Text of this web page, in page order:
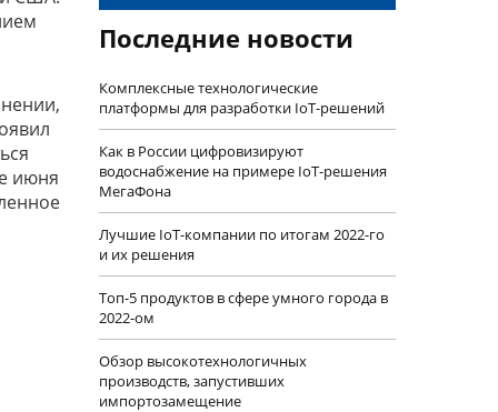
июня
Последние новости
Комплексные технологические
платформы для разработки IoT-решений
Как в России цифровизируют
водоснабжение на примере IoT-решения
МегаФона
Лучшие IoT-компании по итогам 2022-го
и их решения
Топ-5 продуктов в сфере умного города в
2022-ом
Обзор высокотехнологичных
производств, запустивших
импортозамещение